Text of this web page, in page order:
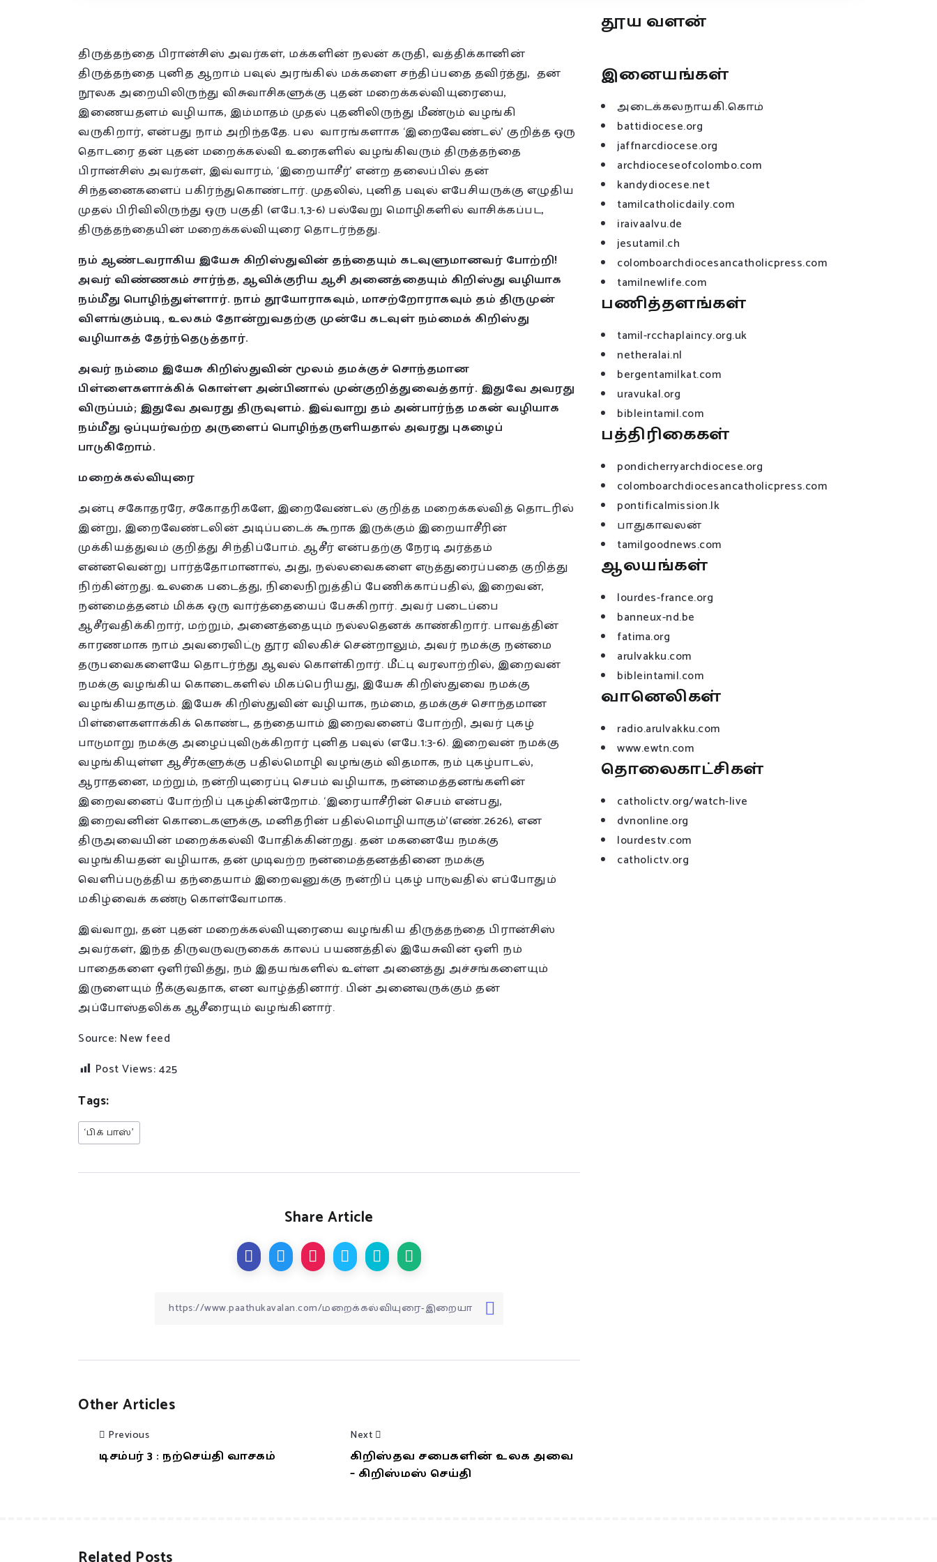
திருத்தந்தை பிரான்சிஸ் அவர்கள், மக்களின் நலன் கருதி, வத்திக்கானின்
திருத்தந்தை புனித ஆறாம் பவுல் அரங்கில் மக்களை சந்திப்பதை தவிர்த்து, தன்
நூலக அறையிலிருந்து விசுவாசிகளுக்கு புதன் மறைக்கல்வியுரையை,
இணையதளம் வழியாக, இம்மாதம் முதல் புதனிலிருந்து மீண்டும் வழங்கி
வருகிறார், என்பது நாம் அறிந்ததே. பல வாரங்களாக ‘இறைவேண்டல்’ குறித்த ஒரு
தொடரை தன் புதன் மறைக்கல்வி உரைகளில் வழங்கிவரும் திருத்தந்தை
பிரான்சிஸ் அவர்கள், இவ்வாரம், ‘இறையாசீர்’ என்ற தலைப்பில் தன்
சிந்தனைகளைப் பகிர்ந்துகொண்டார். முதலில், புனித பவுல் எபேசியருக்கு எழுதிய
முதல் பிரிவிலிருந்து ஒரு பகுதி (எபே.1,3-6) பல்வேறு மொழிகளில் வாசிக்கப்பட,
திருத்தந்தையின் மறைக்கல்வியுரை தொடர்ந்தது.
நம் ஆண்டவராகிய இயேசு கிறிஸ்துவின் தந்தையும் கடவுளுமானவர் போற்றி!
அவர் விண்ணகம் சார்ந்த, ஆவிக்குரிய ஆசி அனைத்தையும் கிறிஸ்து வழியாக
நம்மீது பொழிந்துள்ளார். நாம் தூயோராகவும், மாசற்றோராகவும் தம் திருமுன்
விளங்கும்படி, உலகம் தோன்றுவதற்கு முன்பே கடவுள் நம்மைக் கிறிஸ்து
வழியாகத் தேர்ந்தெடுத்தார்.
அவர் நம்மை இயேசு கிறிஸ்துவின் மூலம் தமக்குச் சொந்தமான
பிள்ளைகளாக்கிக் கொள்ள அன்பினால் முன்குறித்துவைத்தார். இதுவே அவரது
விருப்பம்; இதுவே அவரது திருவுளம். இவ்வாறு தம் அன்பார்ந்த மகன் வழியாக
நம்மீது ஒப்புயர்வற்ற அருளைப் பொழிந்தருளியதால் அவரது புகழைப்
பாடுகிறோம்.
மறைக்கல்வியுரை
அன்பு சகோதரரே, சகோதரிகளே, இறைவேண்டல் குறித்த மறைக்கல்வித் தொடரில்
இன்று, இறைவேண்டலின் அடிப்படைக் கூறாக இருக்கும் இறையாசீரின்
முக்கியத்துவம் குறித்து சிந்திப்போம். ஆசீர் என்பதற்கு நேரடி அர்த்தம்
என்னவென்று பார்த்தோமானால், அது, நல்லவைகளை எடுத்துரைப்பதை குறித்து
நிற்கின்றது. உலகை படைத்து, நிலைநிறுத்திப் பேணிக்காப்பதில், இறைவன்,
நன்மைத்தனம் மிக்க ஒரு வார்த்தையைப் பேசுகிறார். அவர் படைப்பை
ஆசீர்வதிக்கிறார், மற்றும், அனைத்தையும் நல்லதெனக் காண்கிறார். பாவத்தின்
காரணமாக நாம் அவரைவிட்டு தூர விலகிச் சென்றாலும், அவர் நமக்கு நன்மை
தருபவைகளையே தொடர்ந்து ஆவல் கொள்கிறார். மீட்பு வரலாற்றில், இறைவன்
நமக்கு வழங்கிய கொடைகளில் மிகப்பெரியது, இயேசு கிறிஸ்துவை நமக்கு
வழங்கியதாகும். இயேசு கிறிஸ்துவின் வழியாக, நம்மை, தமக்குச் சொந்தமான
பிள்ளைகளாக்கிக் கொண்ட, தந்தையாம் இறைவனைப் போற்றி, அவர் புகழ்
பாடுமாறு நமக்கு அழைப்புவிடுக்கிறார் புனித பவுல் (எபே.1:3-6). இறைவன் நமக்கு
வழங்கியுள்ள ஆசீர்களுக்கு பதில்மொழி வழங்கும் விதமாக, நம் புகழ்பாடல்,
ஆராதனை, மற்றும், நன்றியுரைப்பு செபம் வழியாக, நன்மைத்தனங்களின்
இறைவனைப் போற்றிப் புகழ்கின்றோம். ‘இரையாசீரின் செபம் என்பது,
இறைவனின் கொடைகளுக்கு, மனிதரின் பதில்மொழியாகும்'(எண்.2626), என
திருஅவையின் மறைக்கல்வி போதிக்கின்றது. தன் மகனையே நமக்கு
வழங்கியதன் வழியாக, தன் முடிவற்ற நன்மைத்தனத்தினை நமக்கு
வெளிப்படுத்திய தந்தையாம் இறைவனுக்கு நன்றிப் புகழ் பாடுவதில் எப்போதும்
மகிழ்வைக் கண்டு கொள்வோமாக.
இவ்வாறு, தன் புதன் மறைக்கல்வியுரையை வழங்கிய திருத்தந்தை பிரான்சிஸ்
அவர்கள், இந்த திருவருவருகைக் காலப் பயணத்தில் இயேசுவின் ஒளி நம்
பாதைகளை ஒளிர்வித்து, நம் இதயங்களில் உள்ள அனைத்து அச்சங்களையும்
இருளையும் நீக்குவதாக, என வாழ்த்தினார். பின் அனைவருக்கும் தன்
அப்போஸ்தலிக்க ஆசீரையும் வழங்கினார்.
Source: New feed
Post Views:425
Tags:
‘பிக் பாஸ்’
Share Article
Other Articles
Previous
டிசம்பர் 3 : நற்செய்தி வாசகம்
Next
கிறிஸ்தவ சபைகளின் உலக அவை
– கிறிஸ்மஸ் செய்தி
தூய வளன்
இனையங்கள்
அடைக்கலநாயகி.கொம்
battidiocese.org
jaffnarcdiocese.org
archdioceseofcolombo.com
kandydiocese.net
tamilcatholicdaily.com
iraivaalvu.de
jesutamil.ch
colomboarchdiocesancatholicpress.com
tamilnewlife.com
பணித்தளங்கள்
tamil-rcchaplaincy.org.uk
netheralai.nl
bergentamilkat.com
uravukal.org
bibleintamil.com
பத்திரிகைகள்
pondicherryarchdiocese.org
colomboarchdiocesancatholicpress.com
pontificalmission.lk
பாதுகாவலன்
tamilgoodnews.com
ஆலயங்கள்
lourdes-france.org
banneux-nd.be
fatima.org
arulvakku.com
bibleintamil.com
வானெலிகள்
radio.arulvakku.com
www.ewtn.com
தொலைகாட்சிகள்
catholictv.org/watch-live
dvnonline.org
lourdestv.com
catholictv.org